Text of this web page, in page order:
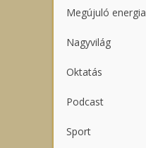
Megújuló energia
Nagyvilág
Oktatás
Podcast
Sport